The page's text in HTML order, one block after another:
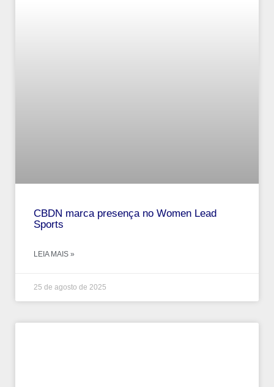
CBDN marca presença no Women Lead
Sports
LEIA MAIS »
25 de agosto de 2025